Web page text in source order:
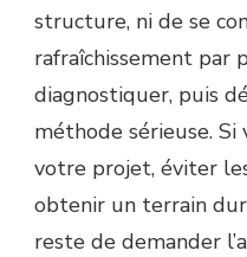
structure, ni de se
rafraîchissement par
diagnostiquer, puis
méthode sérieuse. Si
votre projet, éviter
obtenir un terrain
reste de demander